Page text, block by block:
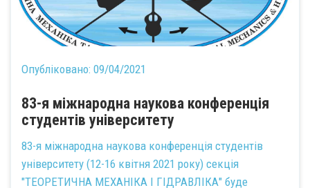
Опубліковано: 09/04/2021
83-я міжнародна наукова конференція
студентів університету
83-я міжнародна наукова конференція студентів
університету (12-16 квітня 2021 року) секція
"ТЕОРЕТИЧНА МЕХАНІКА І ГІДРАВЛІКА" буде